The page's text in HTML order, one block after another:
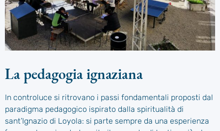
La pedagogia ignaziana
In controluce si ritrovano i passi fondamentali proposti dal
paradigma pedagogico ispirato dalla spiritualità di
sant’Ignazio di Loyola: si parte sempre da una esperienza